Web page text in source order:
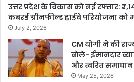
उत्तर प्रदेश के विकास को नई रफ्तार:
कबरई ग्रीनफील्ड हाईवे परियोजना को
July 2, 2026
CM योगी ने की
बोले- ईमानदार
और त्वरित समाधान
May 25, 2026